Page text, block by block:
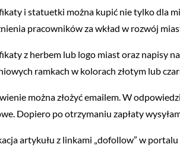
i statuetki można kupić nie tylko dla
pracowników za wkład w rozwój
z herbem lub logo miast oraz napisy
ramkach w kolorach złotym lub
można złożyć emailem. W
Dopiero po otrzymaniu zapłaty
artykułu z linkami „dofollow” w